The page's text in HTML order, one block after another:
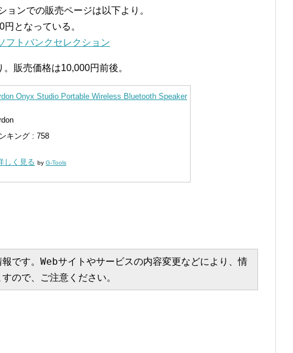
ンでの販売ページは以下より。
となっている。
フトバンクセレクション
販売価格は10,000円前後。
Onyx Studio Portable Wireless Bluetooth Speaker
キング : 758
しく見る by G-Tools
です。Webサイトやサービスの内容変更などにより、情
ので、ご注意ください。